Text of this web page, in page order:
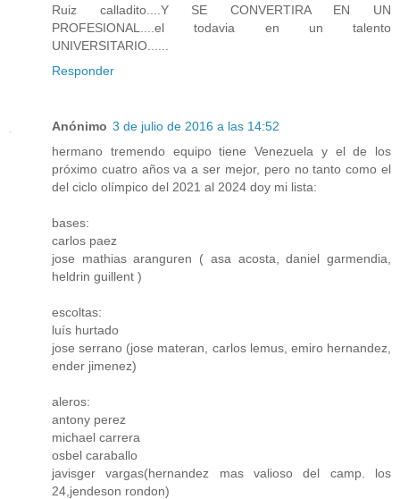
Ruiz calladito....Y SE CONVERTIRA EN UN
PROFESIONAL....el todavia en un talento
UNIVERSITARIO......
Responder
Anónimo 3 de julio de 2016 a las 14:52
hermano tremendo equipo tiene Venezuela y el de los
próximo cuatro años va a ser mejor, pero no tanto como el
del ciclo olímpico del 2021 al 2024 doy mi lista:
bases:
carlos paez
jose mathias aranguren ( asa acosta, daniel garmendia,
heldrin guillent )
escoltas:
luís hurtado
jose serrano (jose materan, carlos lemus, emiro hernandez,
ender jimenez)
aleros:
antony perez
michael carrera
osbel caraballo
javisger vargas(hernandez mas valioso del camp. los
24,jendeson rondon)